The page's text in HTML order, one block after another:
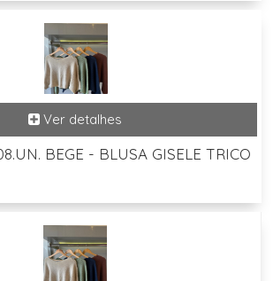
BEGE - BLUSA GISELE TRICO